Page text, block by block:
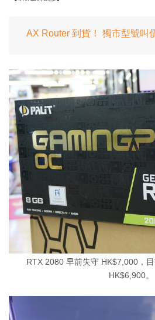
AX Router 到貨！ 獨市型號叫
RTX 2080 早前失守 HK$7,000，
HK$6,900。